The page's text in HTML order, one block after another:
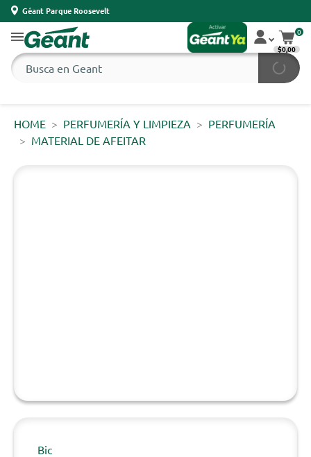
Géant Parque Roosevelt
0
$0,00
HOME PERFUMERÍA Y LIMPIEZA
PERFUMERÍA
MATERIAL DE AFEITAR
Bic